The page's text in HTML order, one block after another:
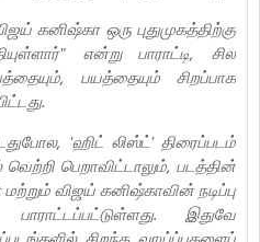
கனிஷ்கா ஒரு புதுமுகத்திற்கு
என்று பாராட்டி, சில
பயத்தையும் சிறப்பாக
'ஹிட் லிஸ்ட்' திரைப்படம்
பெறாவிட்டாலும், படத்தின்
விஜய் கனிஷ்காவின் நடிப்பு
இதுவே
சிறந்த வாய்ப்புகளைப்